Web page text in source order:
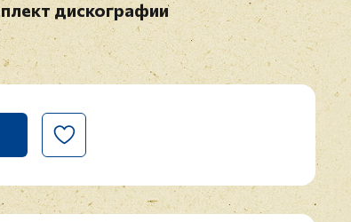
дискографии